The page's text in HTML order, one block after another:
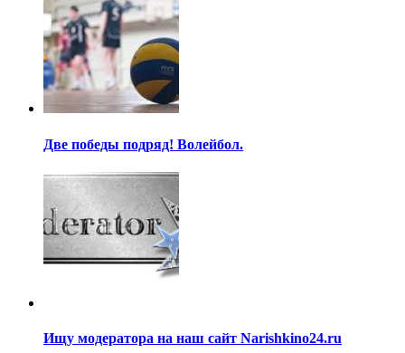
Две победы подряд! Волейбол.
Ищу модератора на наш сайт Narishkino24.ru